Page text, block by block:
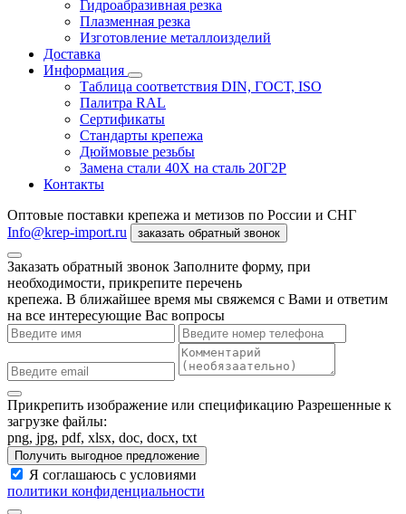
Гидроабразивная резка
Плазменная резка
Изготовление металлоизделий
Доставка
Информация
Таблица соответствия DIN, ГОСТ, ISO
Палитра RAL
Сертификаты
Стандарты крепежа
Дюймовые резьбы
Замена стали 40Х на сталь 20Г2Р
Контакты
Оптовые поставки крепежа и метизов по России и СНГ
Info@krep-import.ru
заказать обратный звонок
Заказать обратный звонок Заполните форму, при
необходимости, прикрепите перечень
крепежа. В ближайшее время мы свяжемся с Вами и ответим
на все интересующие Вас вопросы
Прикрепить изображение или спецификацию Разрешенные к
загрузке файлы:
png, jpg, pdf, xlsx, doc, docx, txt
Получить выгодное предложение
Я соглашаюсь с условиями
политики конфиденциальности